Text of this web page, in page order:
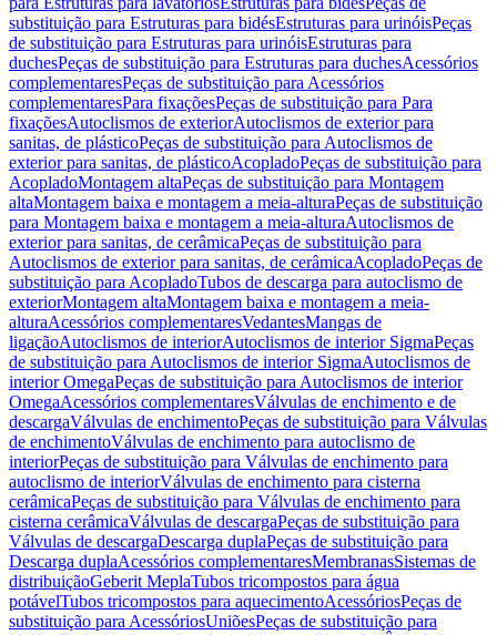
substituição para Estruturas para bidésEstruturas para urinóisPeças
de substituição para Estruturas para urinóisEstruturas para
duchesPeças de substituição para Estruturas para duchesAcessórios
complementaresPeças de substituição para Acessórios
complementaresPara fixaçõesPeças de substituição para Para
fixaçõesAutoclismos de exteriorAutoclismos de exterior para
sanitas, de plásticoPeças de substituição para Autoclismos de
exterior para sanitas, de plásticoAcopladoPeças de substituição para
AcopladoMontagem altaPeças de substituição para Montagem
altaMontagem baixa e montagem a meia-alturaPeças de substituição
para Montagem baixa e montagem a meia-alturaAutoclismos de
exterior para sanitas, de cerâmicaPeças de substituição para
Autoclismos de exterior para sanitas, de cerâmicaAcopladoPeças de
substituição para AcopladoTubos de descarga para autoclismo de
exteriorMontagem altaMontagem baixa e montagem a meia-
alturaAcessórios complementaresVedantesMangas de
ligaçãoAutoclismos de interiorAutoclismos de interior SigmaPeças
de substituição para Autoclismos de interior SigmaAutoclismos de
interior OmegaPeças de substituição para Autoclismos de interior
OmegaAcessórios complementaresVálvulas de enchimento e de
descargaVálvulas de enchimentoPeças de substituição para Válvulas
de enchimentoVálvulas de enchimento para autoclismo de
interiorPeças de substituição para Válvulas de enchimento para
autoclismo de interiorVálvulas de enchimento para cisterna
cerâmicaPeças de substituição para Válvulas de enchimento para
cisterna cerâmicaVálvulas de descargaPeças de substituição para
Válvulas de descargaDescarga duplaPeças de substituição para
Descarga duplaAcessórios complementaresMembranasSistemas de
distribuiçãoGeberit MeplaTubos tricompostos para água
potávelTubos tricompostos para aquecimentoAcessóriosPeças de
substituição para AcessóriosUniõesPeças de substituição para